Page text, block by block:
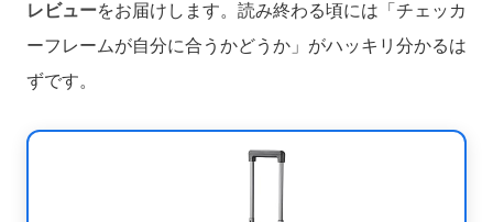
レビューをお届けします。読み終わる頃には「チェッカ
ーフレームが自分に合うかどうか」がハッキリ分かるは
ずです。